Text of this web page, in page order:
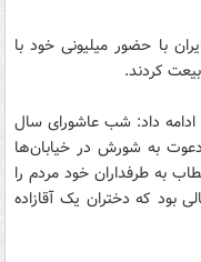
ایران با حضور میلیونی خود با
کردند.
داد: شب عاشورای سال
دعوت به شورش در خیابان‌ها
به طرفداران خود مردم را
بود که دختران یک آقازاده